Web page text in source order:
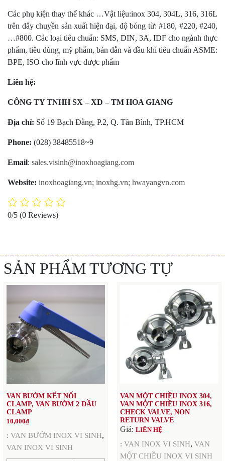
Các phụ kiện thay thế khác …Vật liệu:inox 304, 304L, 316, 316L
trên dây chuyền sản xuất hiện đại, độ bóng từ: #180, #220, #240,
…#800. Các loại tiêu chuẩn: SMS, DIN, 3A, IDF cho ngành thực
phẩm, tiêu dùng, mỹ phẩm, bán dẫn và dầu khí tiêu chuẩn ASME:
BPE, ISO cho lĩnh vực dược phẩm
Liên hệ:
CÔNG TY TNHH SX – XD – TM HOA GIANG
Địa chỉ: Số 19 Bạch Đằng, P.2, Q. Tân Bình, TP.HCM
Phone: (028) 38485518~9
Email: sales.visinh@inoxhoagiang.com
Website: inoxhoagiang.vn; inoxhg.vn; hwayangvn.com
0/5 (0 Reviews)
SẢN PHẨM TƯƠNG TỰ
VAN BƯỚM KẾT NỐI
CLAMP, VAN BƯỚM 2 ĐẦU
CLAMP
10,000₫
: VAN BƯỚM INOX VI SINH,
VAN INOX VI SINH
VAN MỘT CHIỀU INOX 304,
VAN MỘT CHIỀU INOX 316,
CHECK VALVE, NON
RETURN VALVE
Giá: LIÊN HỆ
: VAN INOX VI SINH, VAN
MỘT CHIỀU INOX VI SINH